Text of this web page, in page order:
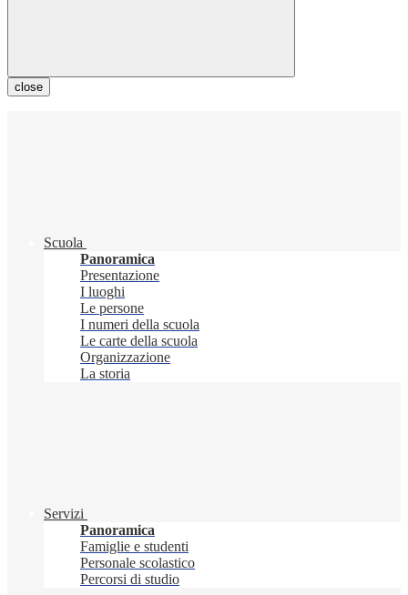
close
Scuola
Panoramica
Presentazione
I luoghi
Le persone
I numeri della scuola
Le carte della scuola
Organizzazione
La storia
Servizi
Panoramica
Famiglie e studenti
Personale scolastico
Percorsi di studio